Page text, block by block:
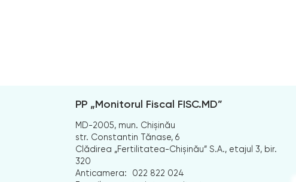
PP „Monitorul Fiscal FISC.MD”
MD-2005, mun. Chișinău
str. Constantin Tănase, 6
Clădirea „Fertilitatea-Chișinău” S.A., etajul 3, bir.
320
Anticamera:
022 822 024